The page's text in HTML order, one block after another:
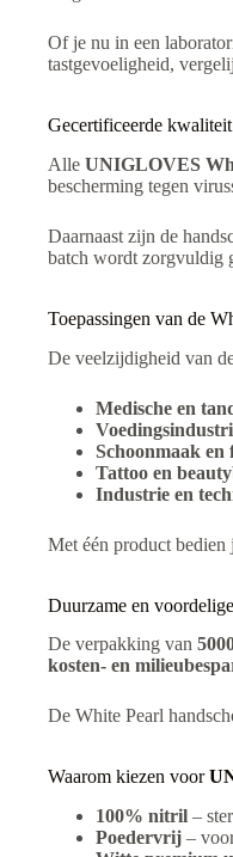
Of je nu in een
tastgevoeligheid,
Gecertificeerde
Alle UNIGLOVES
bescherming tegen
Daarnaast zijn de
batch wordt zorgvuldig
Toepassingen van de
De veelzijdigheid van
Medische en
Schoonmaak en
Tattoo en
Industrie en
Met één product bedien
Duurzame en
De verpakking van
kosten- en
De White Pearl
Waarom kiezen voor
100% nitril –
Poedervrij –